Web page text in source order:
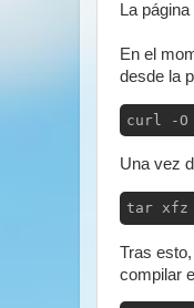
La
En el
desde la
curl -O
Una vez
tar xfz
Tras
compilar